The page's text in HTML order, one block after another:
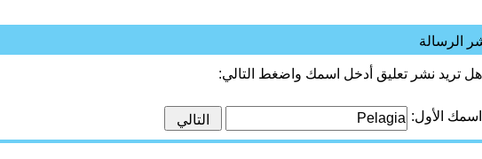
الرسالة
هل تريد نشر تعليق أدخل اسمك واضغط التالي:
اسمك الأول: